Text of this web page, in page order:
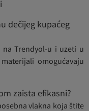
dečijeg kupaćeg
na Trendyol-u i uzeti u
omogućavaju
zaista efikasni?
vlakna koja štite